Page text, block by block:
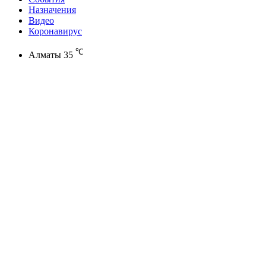
Назначения
Видео
Коронавирус
Алматы 35 ℃